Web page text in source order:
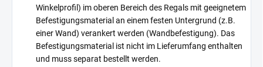
Winkelprofil) im oberen Bereich des Regals mit geeignetem
Befestigungsmaterial an einem festen Untergrund (z.B.
einer Wand) verankert werden (Wandbefestigung). Das
Befestigungsmaterial ist nicht im Lieferumfang enthalten
und muss separat bestellt werden.